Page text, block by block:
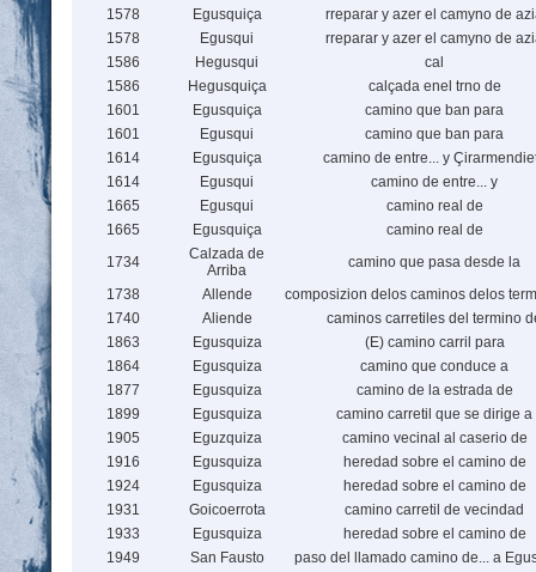
1578
Egusquiça
rreparar y azer el camyno de
1578
Egusqui
rreparar y azer el camyno de
1586
Hegusqui
cal
1586
Hegusquiça
calçada enel trno de
1601
Egusquiça
camino que ban para
1601
Egusqui
camino que ban para
1614
Egusquiça
camino de entre... y
1614
Egusqui
camino de entre... y
1665
Egusqui
camino real de
1665
Egusquiça
camino real de
1734
Calzada de
Arriba
camino que pasa desde la
1738
Allende
composizion delos caminos delos
1740
Aliende
caminos carretiles del termino
1863
Egusquiza
(E) camino carril para
1864
Egusquiza
camino que conduce a
1877
Egusquiza
camino de la estrada de
1899
Egusquiza
camino carretil que se dirige a
1905
Eguzquiza
camino vecinal al caserio de
1916
Egusquiza
heredad sobre el camino de
1924
Egusquiza
heredad sobre el camino de
1931
Goicoerrota
camino carretil de vecindad
1933
Egusquiza
heredad sobre el camino de
1949
San Fausto
paso del llamado camino de... a